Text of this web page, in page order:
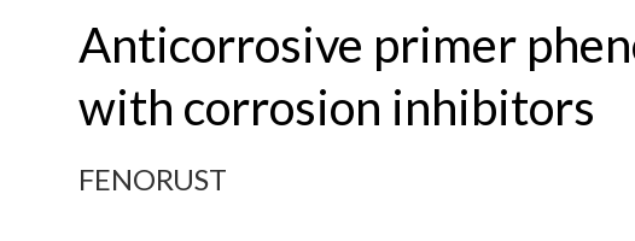
Anticorrosive primer
with corrosion inhibitors
FENORUST